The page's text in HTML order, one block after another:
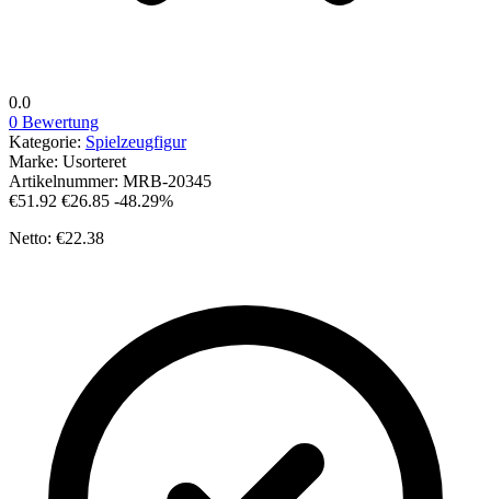
0.0
0 Bewertung
Kategorie: Spielzeugfigur
Marke: Usorteret
Artikelnummer: MRB-20345
€51.92 €26.85 -48.29%
Netto: €22.38